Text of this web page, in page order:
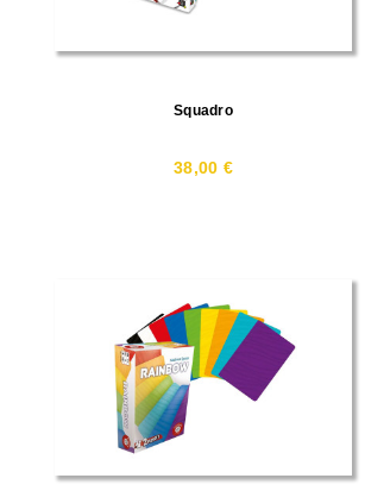
Squadro
38,00 €